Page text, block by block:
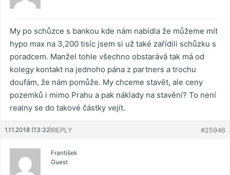
My po schůzce s bankou kde nám nabídla že můžeme mít
hypo max na 3,200 tisíc jsem si už také zařídili schůzku s
poradcem. Manžel tohle všechno obstarává tak má od
kolegy kontakt na jednoho pána z partners a trochu
doufám, že nám pomůže. My chceme stavět, ale ceny
pozemků i mimo Prahu a pak náklady na stavění? To není
realny se do takové částky vejít.
1.11.2018 (13:32) #25946
REPLY
František
Guest